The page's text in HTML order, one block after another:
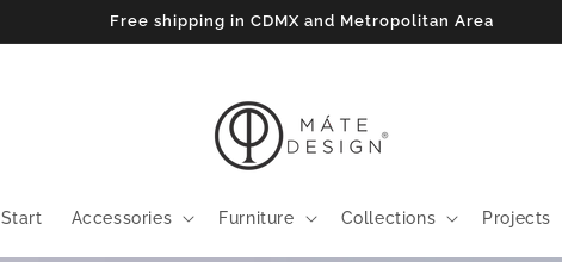
Free shipping in CDMX and Metropolitan Area
Start Accessories Furniture Collections Projects